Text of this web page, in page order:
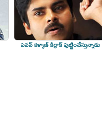
పవన్‌ కళ్యాణ్‌ కిర్రాక్‌ పుట్టించేస్తున్నాడు